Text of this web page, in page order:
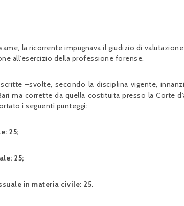
la ricorrente impugnava il giudizio di
all’esercizio della professione forense.
–svolte, secondo la disciplina vigente,
ma corrette da quella costituita presso la Corte
i seguenti punteggi:
25;
25;
in materia civile: 25.